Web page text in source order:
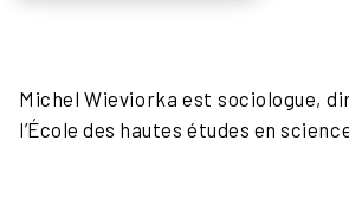
Michel Wieviorka est sociologue,
l’École des hautes études en